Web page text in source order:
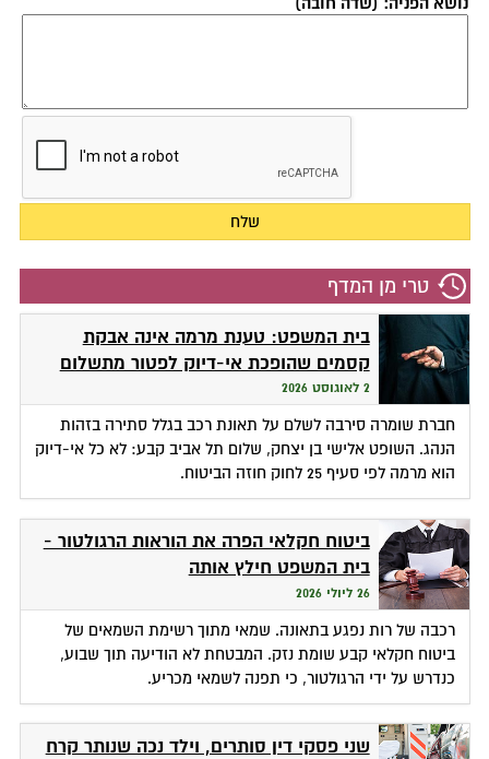
טרי מן המדף
בית המשפט: טענת מרמה אינה אבקת
קסמים שהופכת אי-דיוק לפטור מתשלום
2 לאוגוסט 2026
חברת שומרה סירבה לשלם על תאונת רכב בגלל סתירה בזהות
הנהג. השופט אלישי בן יצחק, שלום תל אביב קבע: לא כל אי-דיוק
הוא מרמה לפי סעיף 25 לחוק חוזה הביטוח.
ביטוח חקלאי הפרה את הוראות הרגולטור -
בית המשפט חילץ אותה
26 ליולי 2026
רכבה של רות נפגע בתאונה. שמאי מתוך רשימת השמאים של
ביטוח חקלאי קבע שומת נזק. המבטחת לא הודיעה תוך שבוע,
כנדרש על ידי הרגולטור, כי תפנה לשמאי מכריע.
שני פסקי דין סותרים, וילד נכה שנותר קרח